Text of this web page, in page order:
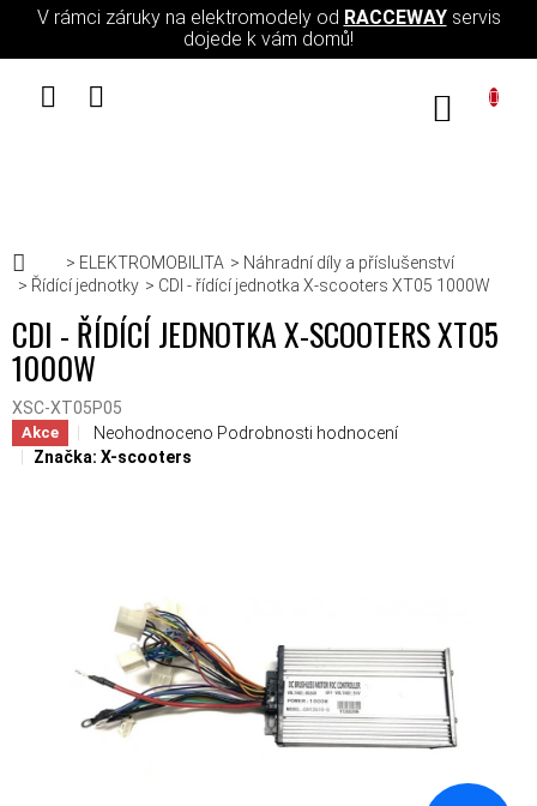
Přejít na obsah
V rámci záruky na elektromodely od RACCEWAYservis
dojede k vám domů!
Domů
ELEKTROMOBILITA
Náhradní díly a příslušenství
Řídící jednotky
CDI - řídící jednotka X-scooters XT05 1000W
CDI - ŘÍDÍCÍ JEDNOTKA X-SCOOTERS XT05
1000W
XSC-XT05P05
Akce Průměrné hodnocení produktu je 0,0 z 5 hvězdiček.
Neohodnoceno Podrobnosti hodnocení
Značka: X-scooters